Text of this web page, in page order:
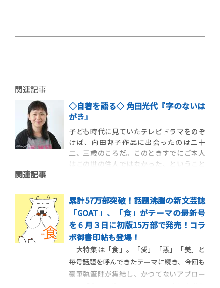
関連記事
◇自著を語る◇ 角田光代『字のないは
がき』
子ども時代に見ていたテレビドラマをのぞ
けば、向田邦子作品に出会ったのは二十
二、三歳のころだ。このときすでにご本人
はこの世の住人ではなかった、ということ
がら、叙情的な文章で綴られる、暮らしや
記憶の断片は、私の知らない大人の女性の
世界だった。
関連記事
累計57万部突破！話題沸騰の新文芸誌
「GOAT」、「食」がテーマの最新号
を６月３日に初版15万部で発売！コラ
ボ御書印帖も登場！
大特集は「食」。「愛」「悪」「美」と
毎号話題を呼んできたテーマに続き、今回も
豪華執筆陣が集結し、かつてないアプロー